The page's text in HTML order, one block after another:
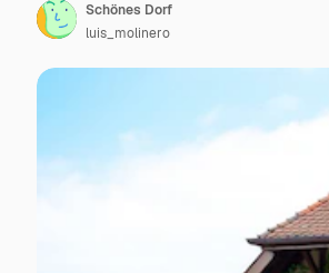
Schönes Dorf
luis_molinero